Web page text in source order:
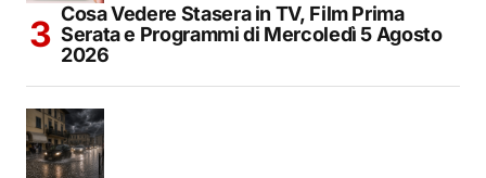
Cosa Vedere Stasera in TV, Film Prima
Serata e Programmi di Mercoledì 5 Agosto
2026